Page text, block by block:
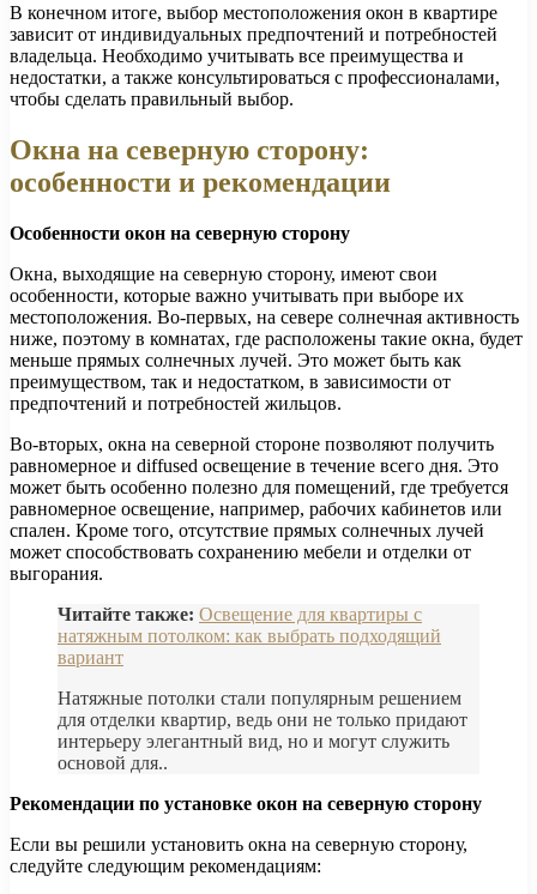
В конечном итоге, выбор местоположения окон в квартире
зависит от индивидуальных предпочтений и потребностей
владельца. Необходимо учитывать все преимущества и
недостатки, а также консультироваться с профессионалами,
чтобы сделать правильный выбор.
Окна на северную сторону:
особенности и рекомендации
Особенности окон на северную сторону
Окна, выходящие на северную сторону, имеют свои
особенности, которые важно учитывать при выборе их
местоположения. Во-первых, на севере солнечная активность
ниже, поэтому в комнатах, где расположены такие окна, будет
меньше прямых солнечных лучей. Это может быть как
преимуществом, так и недостатком, в зависимости от
предпочтений и потребностей жильцов.
Во-вторых, окна на северной стороне позволяют получить
равномерное и diffused освещение в течение всего дня. Это
может быть особенно полезно для помещений, где требуется
равномерное освещение, например, рабочих кабинетов или
спален. Кроме того, отсутствие прямых солнечных лучей
может способствовать сохранению мебели и отделки от
выгорания.
Читайте также: Освещение для квартиры с
натяжным потолком: как выбрать подходящий
вариант
Натяжные потолки стали популярным решением
для отделки квартир, ведь они не только придают
интерьеру элегантный вид, но и могут служить
основой для..
Рекомендации по установке окон на северную сторону
Если вы решили установить окна на северную сторону,
следуйте следующим рекомендациям: